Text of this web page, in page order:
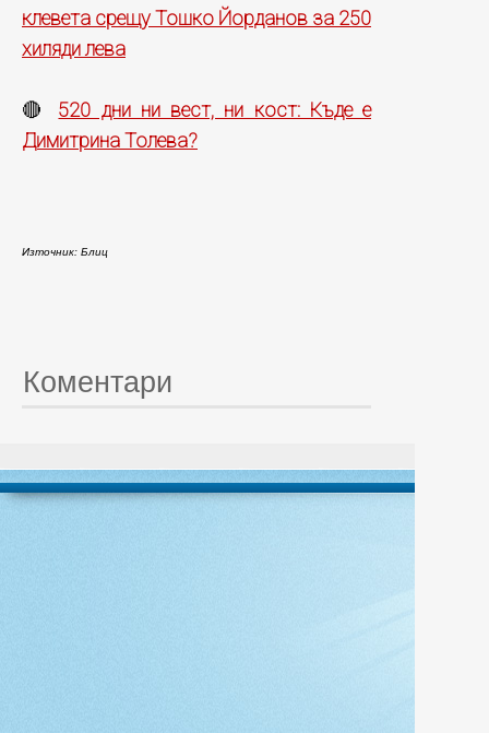
клевета срещу Тошко Йорданов за 250
хиляди лева
🔴 520 дни ни вест, ни кост: Къде е
Димитрина Толева?
Източник: Блиц
Коментари